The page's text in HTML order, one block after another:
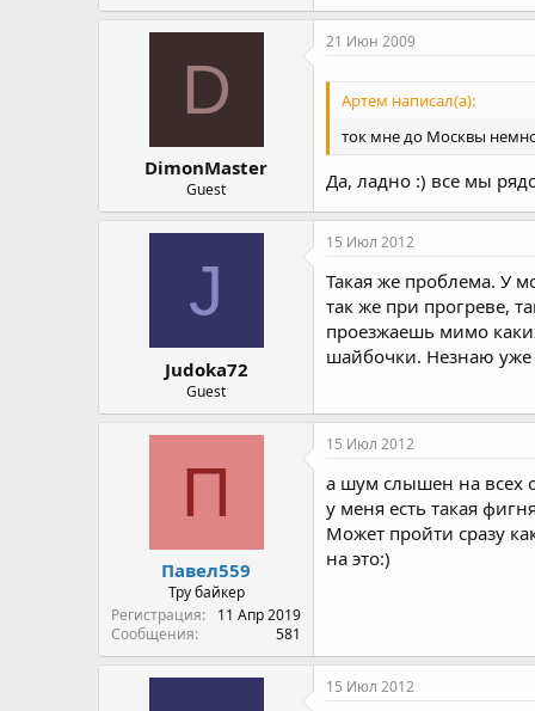
D
DimonMaster
Guest
21 Июн 2009
Артем написал(а):
ток мне до Москвы
Да, ладно :) все мы
J
Judoka72
Guest
15 Июл 2012
Такая же проблема. У
так же при прогреве,
проезжаешь мимо
шайбочки. Незнаю уже
П
Павел559
Тру байкер
Регистрация
11 Апр 2019
Сообщения
581
15 Июл 2012
а шум слышен на всех
у меня есть такая
Может пройти сразу
на это:)
15 Июл 2012